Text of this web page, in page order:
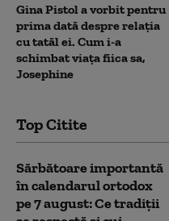
Gina Pistol a vorbit pentru
prima dată despre relația
cu tatăl ei. Cum i-a
schimbat viața fiica sa,
Josephine
Top Citite
Sărbătoare importantă
în calendarul ortodox
pe 7 august: Ce tradiții